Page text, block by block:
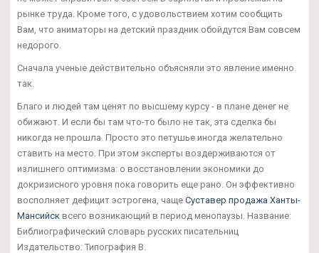
рынке труда. Кроме того, с удовольствием хотим сообщить
Вам, что аниматоры на детский праздник обойдутся Вам совсем
недорого.
Сначала ученые действительно объясняли это явление именно
так.
Благо и людей там ценят по высшему курсу - в плане денег не
обижают. И если бы там что-то было не так, эта сделка бы
никогда не прошла. Просто это петушье иногда желательно
ставить на место. При этом эксперты воздерживаются от
излишнего оптимизма: о восстановлении экономики до
докризисного уровня пока говорить еще рано. Он эффективно
восполняет дефицит эстрогена, чаще Суставер продажа Ханты-
Мансийск всего возникающий в период менопаузы. Название:
Библиографический словарь русских писательниц
Издательство: Типография В.